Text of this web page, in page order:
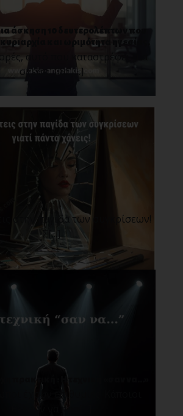
άσκηση 10 δευτερολέπτων που
και ωριμότητα ηγεσίας.
αυτό που καταστρέφει μια
σχέση, μια [...]
στην παγίδα των συγκρίσεων!
Σ[...]
έχουν επιθυμίες. Κάποιοι
θέλουν να προ[...]